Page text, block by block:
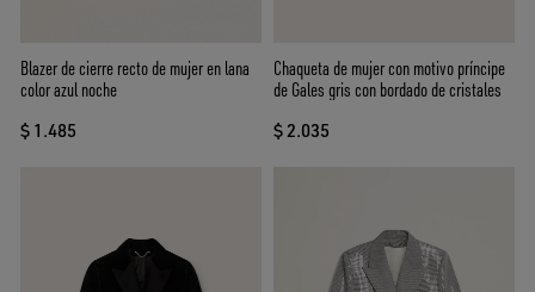
Blazer de cierre recto de mujer en lana
color azul noche
$ 1.485
Chaqueta de mujer con motivo príncipe
de Gales gris con bordado de cristales
$ 2.035